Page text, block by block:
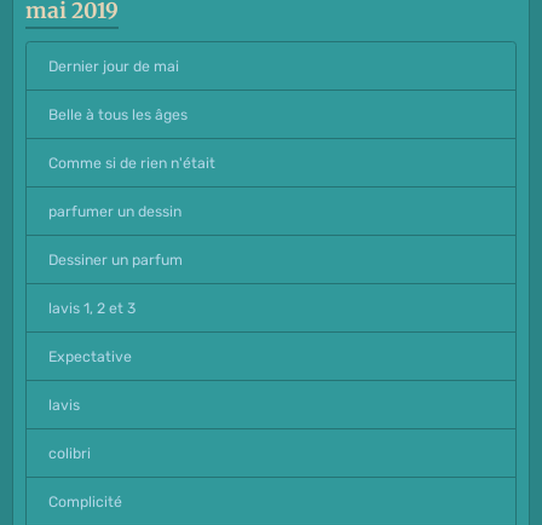
mai 2019
Dernier jour de mai
Belle à tous les âges
Comme si de rien n'était
parfumer un dessin
Dessiner un parfum
lavis 1, 2 et 3
Expectative
lavis
colibri
Complicité